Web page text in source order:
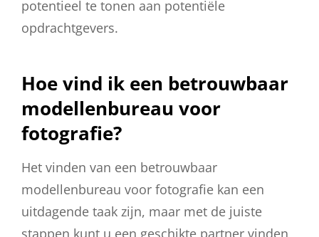
potentieel te tonen aan potentiële
opdrachtgevers.
Hoe vind ik een betrouwbaar
modellenbureau voor
fotografie?
Het vinden van een betrouwbaar
modellenbureau voor fotografie kan een
uitdagende taak zijn, maar met de juiste